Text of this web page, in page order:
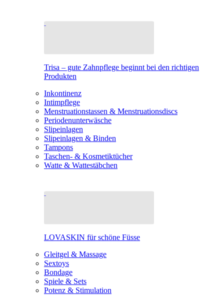
Trisa – gute Zahnpflege beginnt bei den richtigen
Produkten
Inkontinenz
Intimpflege
Menstruationstassen & Menstruationsdiscs
Periodenunterwäsche
Slipeinlagen
Slipeinlagen & Binden
Tampons
Taschen- & Kosmetiktücher
Watte & Wattestäbchen
LOVASKIN für schöne Füsse
Gleitgel & Massage
Sextoys
Bondage
Spiele & Sets
Potenz & Stimulation